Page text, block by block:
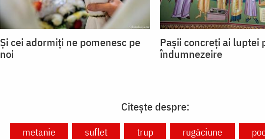
Și cei adormiți ne pomenesc pe
noi
Pașii concreți ai luptei
îndumnezeire
Citește despre:
metanie suflet trup rugăciune